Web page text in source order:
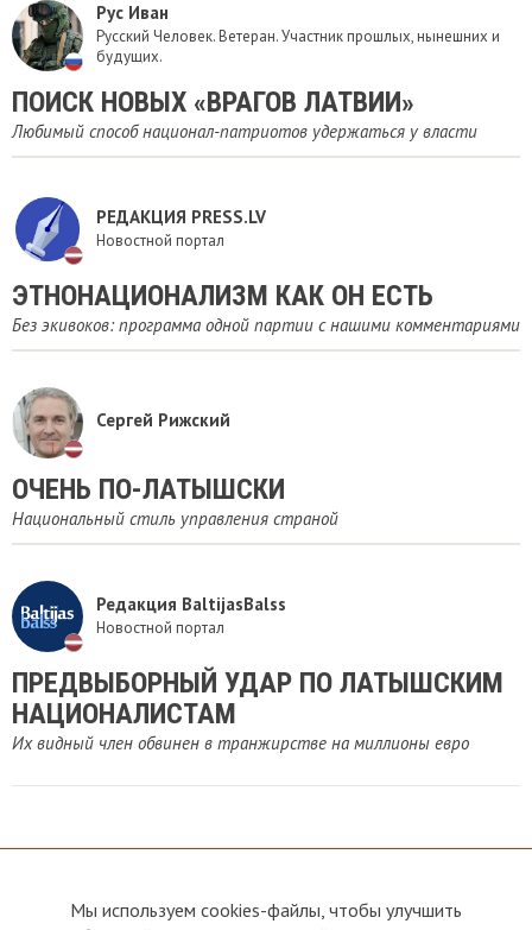
Рус Иван
Русский Человек. Ветеран. Участник прошлых, нынешних и
будущих.
ПОИСК НОВЫХ «ВРАГОВ ЛАТВИИ»
Любимый способ национал-патриотов удержаться у власти
РЕДАКЦИЯ PRESS.LV
Новостной портал
ЭТНОНАЦИОНАЛИЗМ КАК ОН ЕСТЬ
Без экивоков: программа одной партии с нашими комментариями
Сергей Рижский
ОЧЕНЬ ПО-ЛАТЫШСКИ
Национальный стиль управления страной
Редакция BaltijasBalss
Новостной портал
​ПРЕДВЫБОРНЫЙ УДАР ПО ЛАТЫШСКИМ
НАЦИОНАЛИСТАМ
Их видный член обвинен в транжирстве на миллионы евро
О сайте
Прямая связь с
Мы используем cookies-файлы, чтобы улучшить